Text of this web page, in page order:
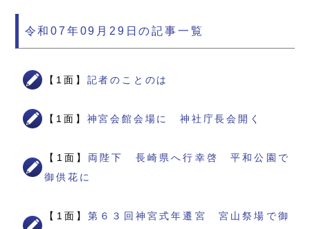
令和07年09月29日の記事一覧
【1面】 記者のことのは
【1面】 神宮会館会場に 神社庁長会開く
【1面】 両陛下 長崎県へ行幸啓 平和公園で
御供花に
【1面】第６３回神宮式年遷宮 宮山祭場で御